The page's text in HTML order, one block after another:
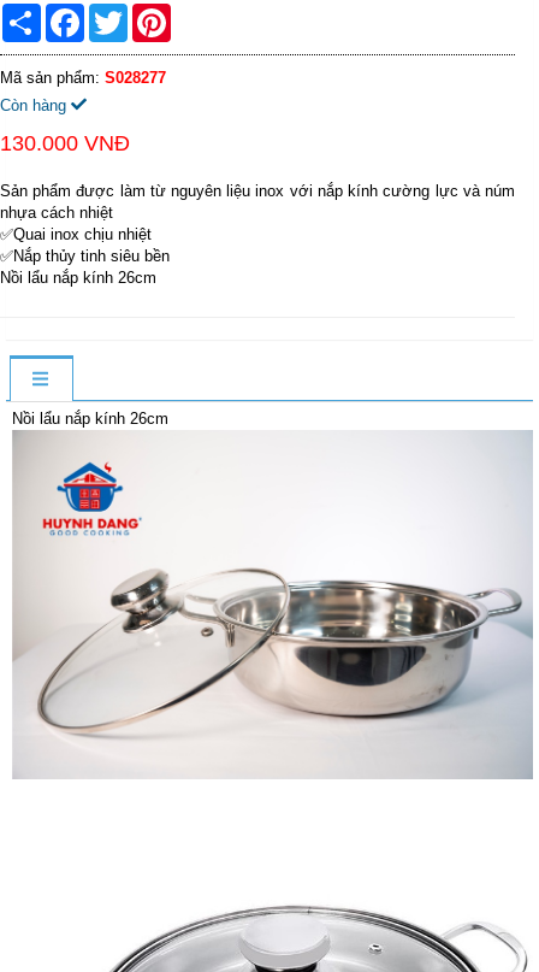
Share FacebookTwitter
Mã sản phẩm: S028277
Còn hàng
130.000 VNĐ
Sản phẩm được làm từ nguyên liệu inox với nắp kính cường lực và núm
nhựa cách nhiệt
✅Quai inox chịu nhiệt
✅Nắp thủy tinh siêu bền
Nồi lẩu nắp kính 26cm
Nồi lẩu nắp kính 26cm